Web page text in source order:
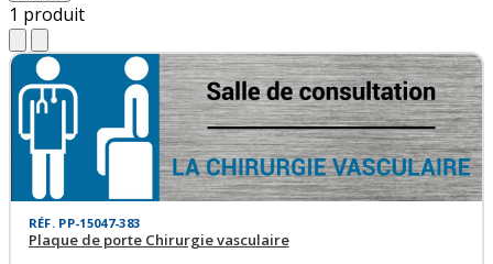
1 produit
RÉF. PP-15047-383
Plaque de porte Chirurgie vasculaire